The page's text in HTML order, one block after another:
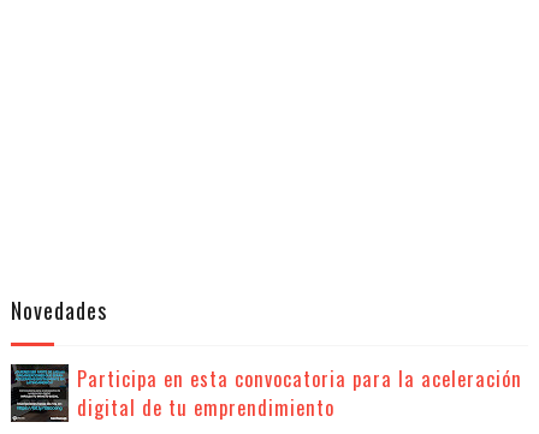
Novedades
Participa en esta convocatoria para la aceleración
digital de tu emprendimiento